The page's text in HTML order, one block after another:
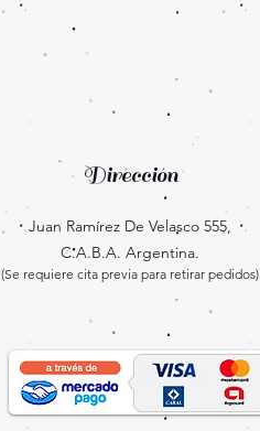
Dirección
Juan Ramírez De Velasco 555,
C.A.B.A. Argentina.
(Se requiere cita previa para retirar pedidos)